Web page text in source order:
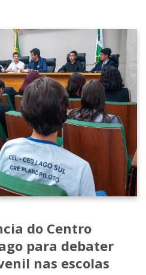
do Centro
para debater
nas escolas